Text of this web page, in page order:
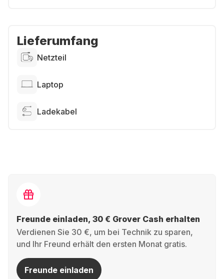
Lieferumfang
Netzteil
Laptop
Ladekabel
Freunde einladen, 30 € Grover Cash erhalten
Verdienen Sie 30 €, um bei Technik zu sparen,
und Ihr Freund erhält den ersten Monat gratis.
Freunde einladen